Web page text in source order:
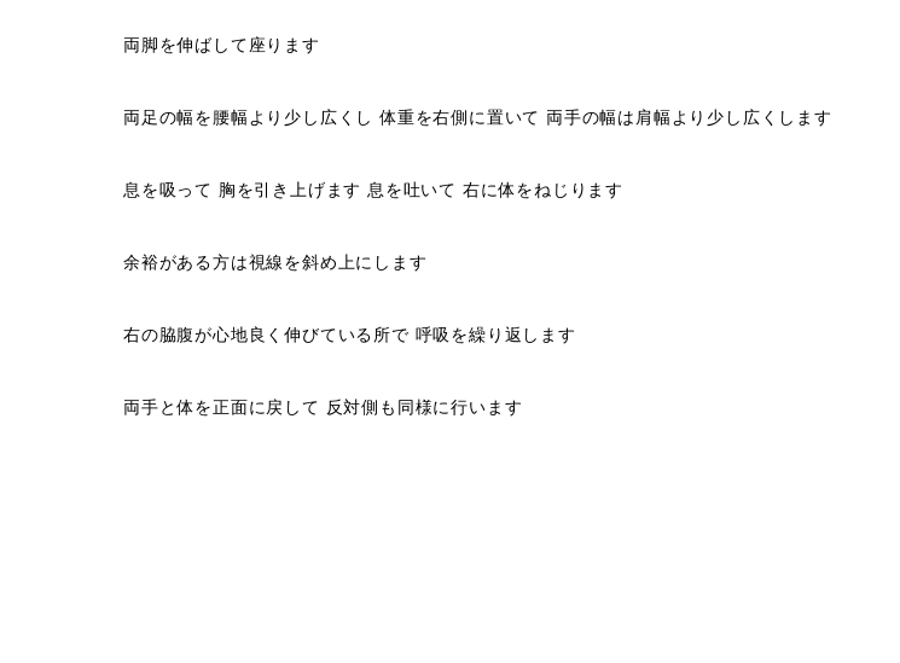
両脚を伸ばして座ります
両足の幅を腰幅より少し広くし 体重を右側に置いて 両手の幅は肩幅より少し広くします
息を吸って 胸を引き上げます 息を吐いて 右に体をねじります
余裕がある方は視線を斜め上にします
右の脇腹が心地良く伸びている所で 呼吸を繰り返します
両手と体を正面に戻して 反対側も同様に行います